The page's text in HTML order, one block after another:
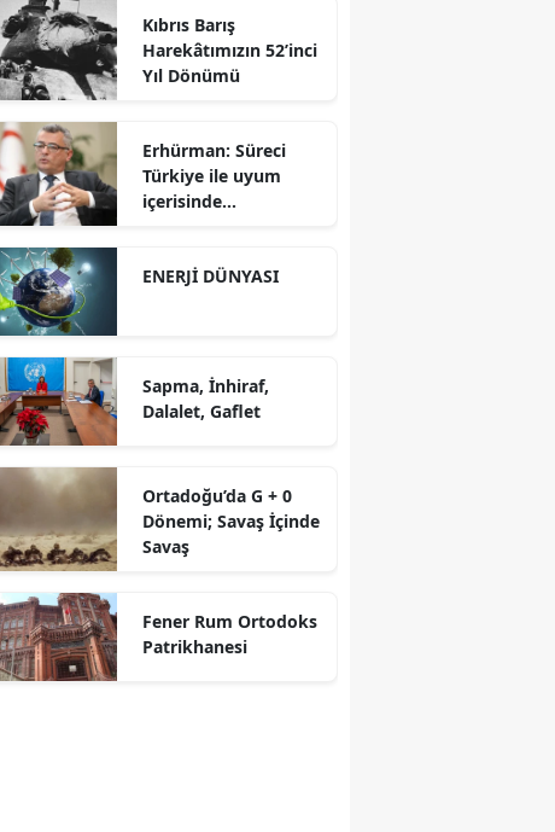
Karşısında Rekabet
Gücü
Kıbrıs Barış
Harekâtımızın 52’inci
Yıl Dönümü
Erhürman: Süreci
Türkiye ile uyum
içerisinde
ENERJİ DÜNYASI
Sapma, İnhiraf,
Dalalet, Gaflet
Ortadoğu’da G + 0
Dönemi; Savaş İçinde
Savaş
Fener Rum Ortodoks
Patrikhanesi